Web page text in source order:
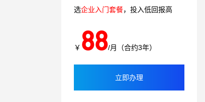
选企业入门套餐，投入低回报高
￥ 88/月（合约3年）
立即办理